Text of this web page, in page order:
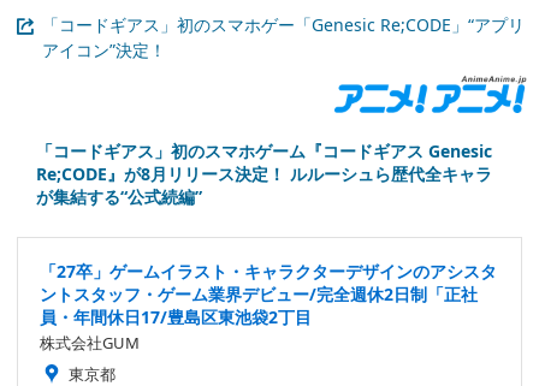
「コードギアス」初のスマホゲー「Genesic Re;CODE」“アプリ
アイコン”決定！
「コードギアス」初のスマホゲーム『コードギアス Genesic
Re;CODE』が8月リリース決定！ ルルーシュら歴代全キャラ
が集結する“公式続編”
「27卒」ゲームイラスト・キャラクターデザインのアシスタ
ントスタッフ・ゲーム業界デビュー/完全週休2日制「正社
員・年間休日17/豊島区東池袋2丁目
株式会社GUM
東京都